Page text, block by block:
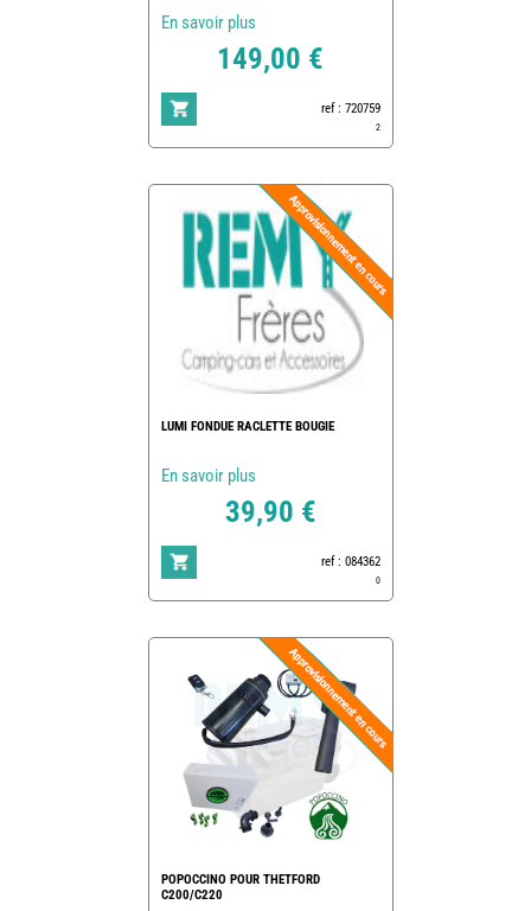
En savoir plus
149,00 €
ref : 720759
2
LUMI FONDUE RACLETTE BOUGIE
En savoir plus
39,90 €
ref : 084362
0
POPOCCINO POUR THETFORD
C200/C220